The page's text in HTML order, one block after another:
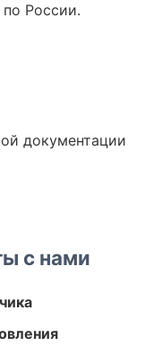
России.
документации
с нами